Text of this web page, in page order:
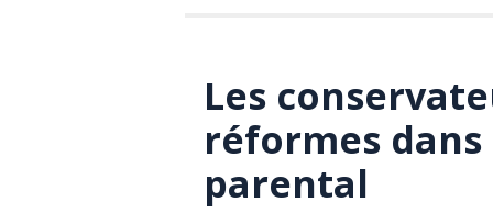
Les
réformes
parental